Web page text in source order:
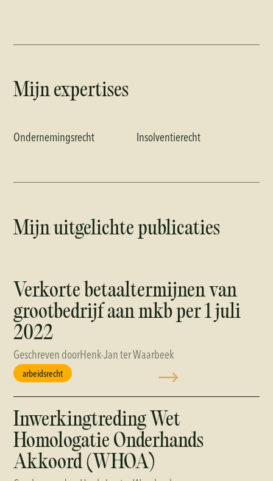
Mijn expertises
Ondernemingsrecht Insolventierecht
Mijn uitgelichte publicaties
Verkorte betaaltermijnen van
grootbedrijf aan mkb per 1 juli
2022
Geschreven doorHenk-Jan ter Waarbeek
arbeidsrecht
Inwerkingtreding Wet
Homologatie Onderhands
Akkoord (WHOA)